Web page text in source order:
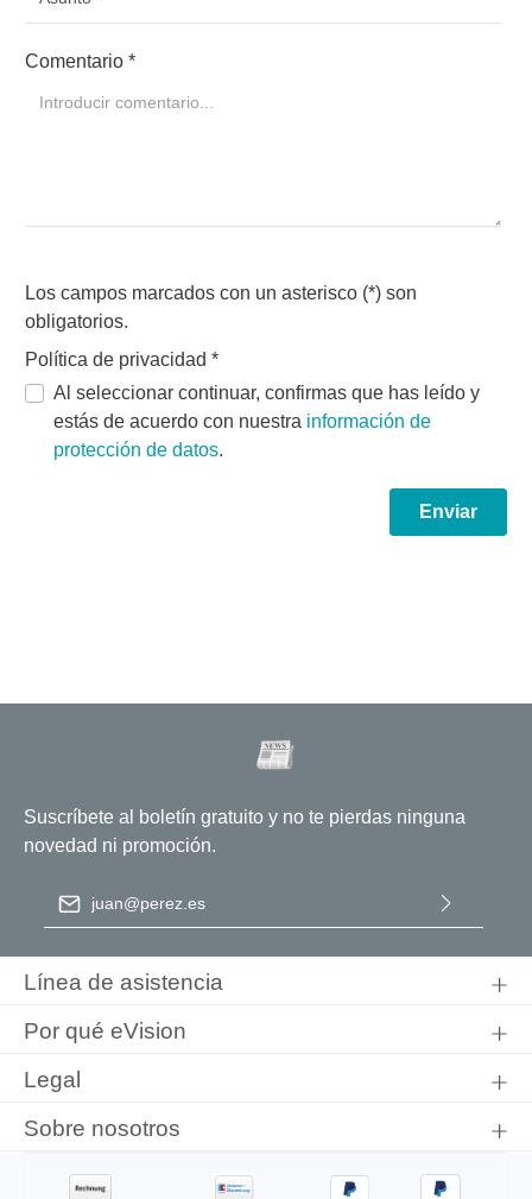
Comentario *
Los campos marcados con un asterisco (*) son
obligatorios.
Política de privacidad *
Al seleccionar continuar, confirmas que has leído y
estás de acuerdo con nuestra información de
protección de datos.
Enviar
Suscríbete al boletín gratuito y no te pierdas ninguna
novedad ni promoción.
Dirección de correo electrónico
términos y condiciones generales
Línea de asistencia
Por qué eVision
Legal
Sobre nosotros